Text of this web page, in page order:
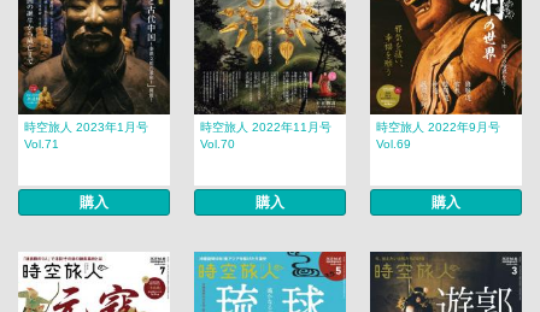
時空旅人 2023年1月号
Vol.71
購入
時空旅人 2022年11月号
Vol.70
購入
時空旅人 2022年9月号
Vol.69
購入